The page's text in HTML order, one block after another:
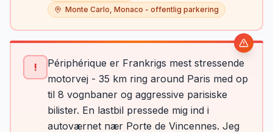
Monte Carlo, Monaco - offentlig parkering
!
Périphérique er Frankrigs mest stressende
motorvej - 35 km ring around Paris med op
til 8 vognbaner og aggressive parisiske
bilister. En lastbil pressede mig ind i
autoværnet nær Porte de Vincennes. Jeg